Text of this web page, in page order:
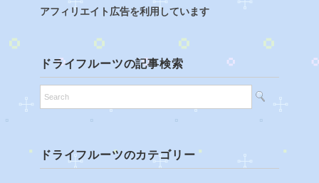
アフィリエイト広告を利用しています
ドライフルーツの記事検索
ドライフルーツのカテゴリー